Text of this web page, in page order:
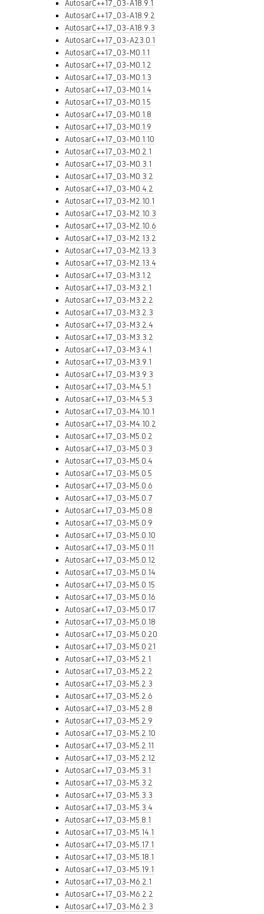
AutosarC++17_03-A18.9.1
AutosarC++17_03-A18.9.2
AutosarC++17_03-A18.9.3
AutosarC++17_03-A23.0.1
AutosarC++17_03-M0.1.1
AutosarC++17_03-M0.1.2
AutosarC++17_03-M0.1.3
AutosarC++17_03-M0.1.4
AutosarC++17_03-M0.1.5
AutosarC++17_03-M0.1.8
AutosarC++17_03-M0.1.9
AutosarC++17_03-M0.1.10
AutosarC++17_03-M0.2.1
AutosarC++17_03-M0.3.1
AutosarC++17_03-M0.3.2
AutosarC++17_03-M0.4.2
AutosarC++17_03-M2.10.1
AutosarC++17_03-M2.10.3
AutosarC++17_03-M2.10.6
AutosarC++17_03-M2.13.2
AutosarC++17_03-M2.13.3
AutosarC++17_03-M2.13.4
AutosarC++17_03-M3.1.2
AutosarC++17_03-M3.2.1
AutosarC++17_03-M3.2.2
AutosarC++17_03-M3.2.3
AutosarC++17_03-M3.2.4
AutosarC++17_03-M3.3.2
AutosarC++17_03-M3.4.1
AutosarC++17_03-M3.9.1
AutosarC++17_03-M3.9.3
AutosarC++17_03-M4.5.1
AutosarC++17_03-M4.5.3
AutosarC++17_03-M4.10.1
AutosarC++17_03-M4.10.2
AutosarC++17_03-M5.0.2
AutosarC++17_03-M5.0.3
AutosarC++17_03-M5.0.4
AutosarC++17_03-M5.0.5
AutosarC++17_03-M5.0.6
AutosarC++17_03-M5.0.7
AutosarC++17_03-M5.0.8
AutosarC++17_03-M5.0.9
AutosarC++17_03-M5.0.10
AutosarC++17_03-M5.0.11
AutosarC++17_03-M5.0.12
AutosarC++17_03-M5.0.14
AutosarC++17_03-M5.0.15
AutosarC++17_03-M5.0.16
AutosarC++17_03-M5.0.17
AutosarC++17_03-M5.0.18
AutosarC++17_03-M5.0.20
AutosarC++17_03-M5.0.21
AutosarC++17_03-M5.2.1
AutosarC++17_03-M5.2.2
AutosarC++17_03-M5.2.3
AutosarC++17_03-M5.2.6
AutosarC++17_03-M5.2.8
AutosarC++17_03-M5.2.9
AutosarC++17_03-M5.2.10
AutosarC++17_03-M5.2.11
AutosarC++17_03-M5.2.12
AutosarC++17_03-M5.3.1
AutosarC++17_03-M5.3.2
AutosarC++17_03-M5.3.3
AutosarC++17_03-M5.3.4
AutosarC++17_03-M5.8.1
AutosarC++17_03-M5.14.1
AutosarC++17_03-M5.17.1
AutosarC++17_03-M5.18.1
AutosarC++17_03-M5.19.1
AutosarC++17_03-M6.2.1
AutosarC++17_03-M6.2.2
AutosarC++17_03-M6.2.3